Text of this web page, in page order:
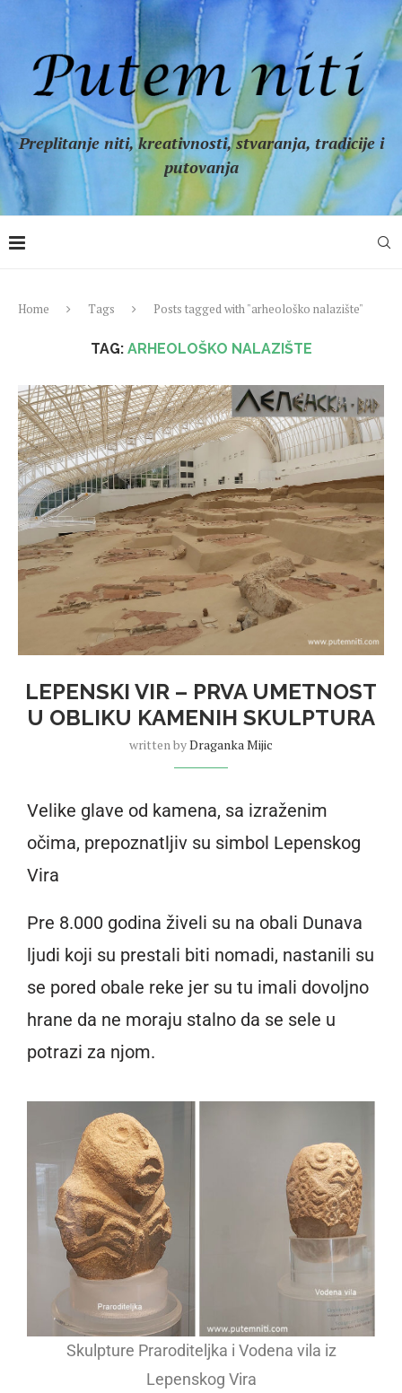
Preplitanje niti, kreativnosti, stvaranja, tradicije i
putovanja
Home Tags Posts tagged with "arheološko nalazište"
TAG: ARHEOLOŠKO NALAZIŠTE
LEPENSKI VIR – PRVA UMETNOST
U OBLIKU KAMENIH SKULPTURA
written byDraganka Mijic
Velike glave od kamena, sa izraženim
očima, prepoznatljiv su simbol Lepenskog
Vira
Pre 8.000 godina živeli su na obali Dunava
ljudi koji su prestali biti nomadi, nastanili su
se pored obale reke jer su tu imali dovoljno
hrane da ne moraju stalno da se sele u
potrazi za njom.
Skulpture Praroditeljka i Vodena vila iz
Lepenskog Vira